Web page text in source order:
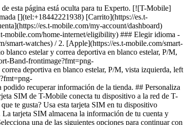
esta página está oculta para tu Experto. [![T-Mobile]
[](tel:+18442221938) [Carrito](https://es.t-
es.t-mobile.com/my-account/dashboard)
mobile.com/home-internet/eligibility) ### Elegir idioma -
smart-watches) / 2. [Apple](https://es.t-mobile.com/smart-
estelar y correa deportiva en blanco estelar, P/M,
Band-frontimage?fmt=png-
deportiva en blanco estelar, P/M, vista izquierda, left
recuperar información de la tienda. ## ​​​​​​​Personaliza
SIM de T-Mobile conecta tu dispositivo a la red de T-
te gusta? Usa esta tarjeta SIM en tu dispositivo
tarjeta SIM almacena la información de tu cuenta y
una de las siguientes opciones para continuar con